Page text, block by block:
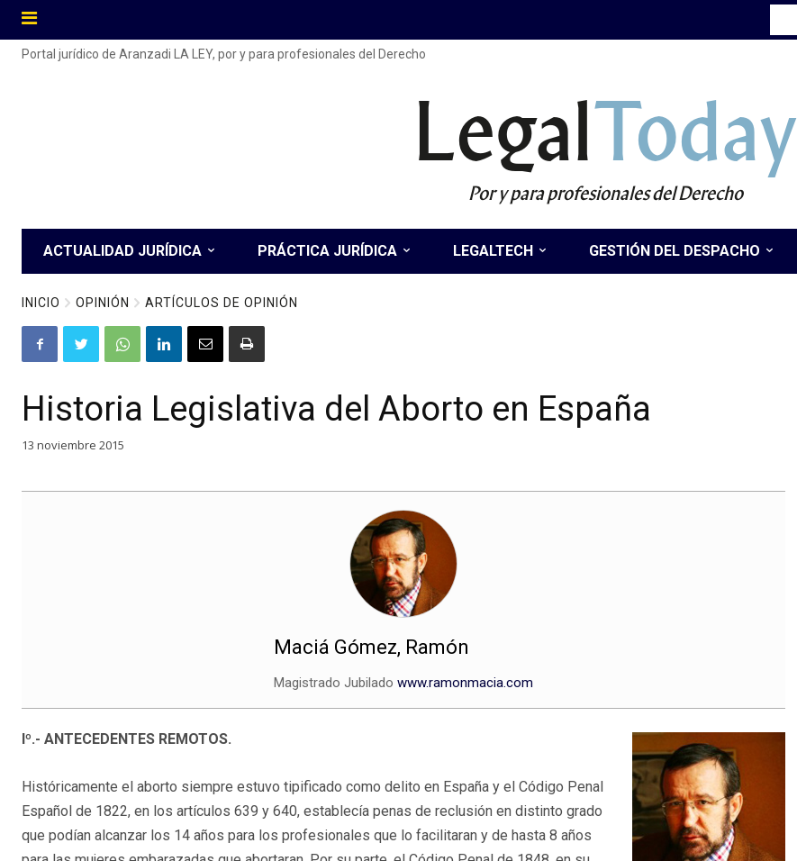
Portal jurídico de Aranzadi LA LEY, por y para profesionales del Derecho
LegalToday
Por y para profesionales del Derecho
ACTUALIDAD JURÍDICA PRÁCTICA JURÍDICA LEGALTECH GESTIÓN DEL DESPACHO
INICIO OPINIÓN ARTÍCULOS DE OPINIÓN
Historia Legislativa del Aborto en España
13 noviembre 2015
Maciá Gómez, Ramón
Magistrado Jubilado www.ramonmacia.com
Iº.- ANTECEDENTES REMOTOS.
Históricamente el aborto siempre estuvo tipificado como delito en España y el Código Penal
Español de 1822, en los artículos 639 y 640, establecía penas de reclusión en distinto grado
que podían alcanzar los 14 años para los profesionales que lo facilitaran y de hasta 8 años